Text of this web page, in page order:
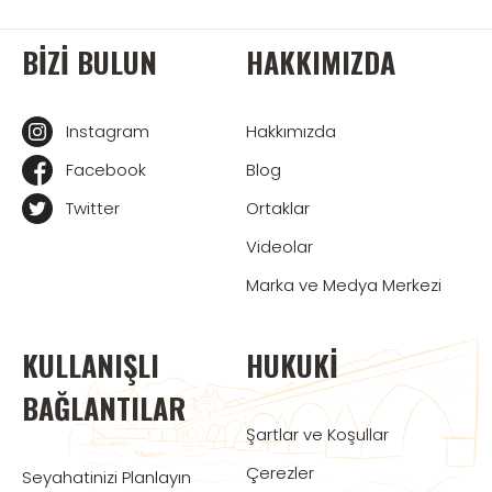
BIZI BULUN
Instagram
Facebook
Twitter
HAKKIMIZDA
Hakkımızda
Blog
Ortaklar
Videolar
Marka ve Medya Merkezi
KULLANIŞLI
BAĞLANTILAR
Seyahatinizi Planlayın
HUKUKI
Şartlar ve Koşullar
Çerezler